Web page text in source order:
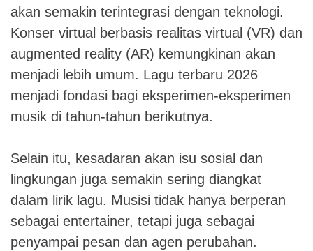
akan semakin terintegrasi dengan teknologi.
Konser virtual berbasis realitas virtual (VR) dan
augmented reality (AR) kemungkinan akan
menjadi lebih umum. Lagu terbaru 2026
menjadi fondasi bagi eksperimen-eksperimen
musik di tahun-tahun berikutnya.
Selain itu, kesadaran akan isu sosial dan
lingkungan juga semakin sering diangkat
dalam lirik lagu. Musisi tidak hanya berperan
sebagai entertainer, tetapi juga sebagai
penyampai pesan dan agen perubahan.